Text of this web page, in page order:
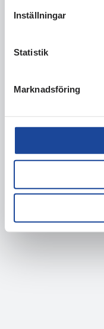
Inställningar
Statistik
Marknadsföring